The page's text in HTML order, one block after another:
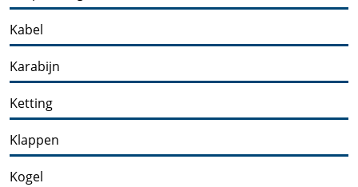
Kabel
Karabijn
Ketting
Klappen
Kogel